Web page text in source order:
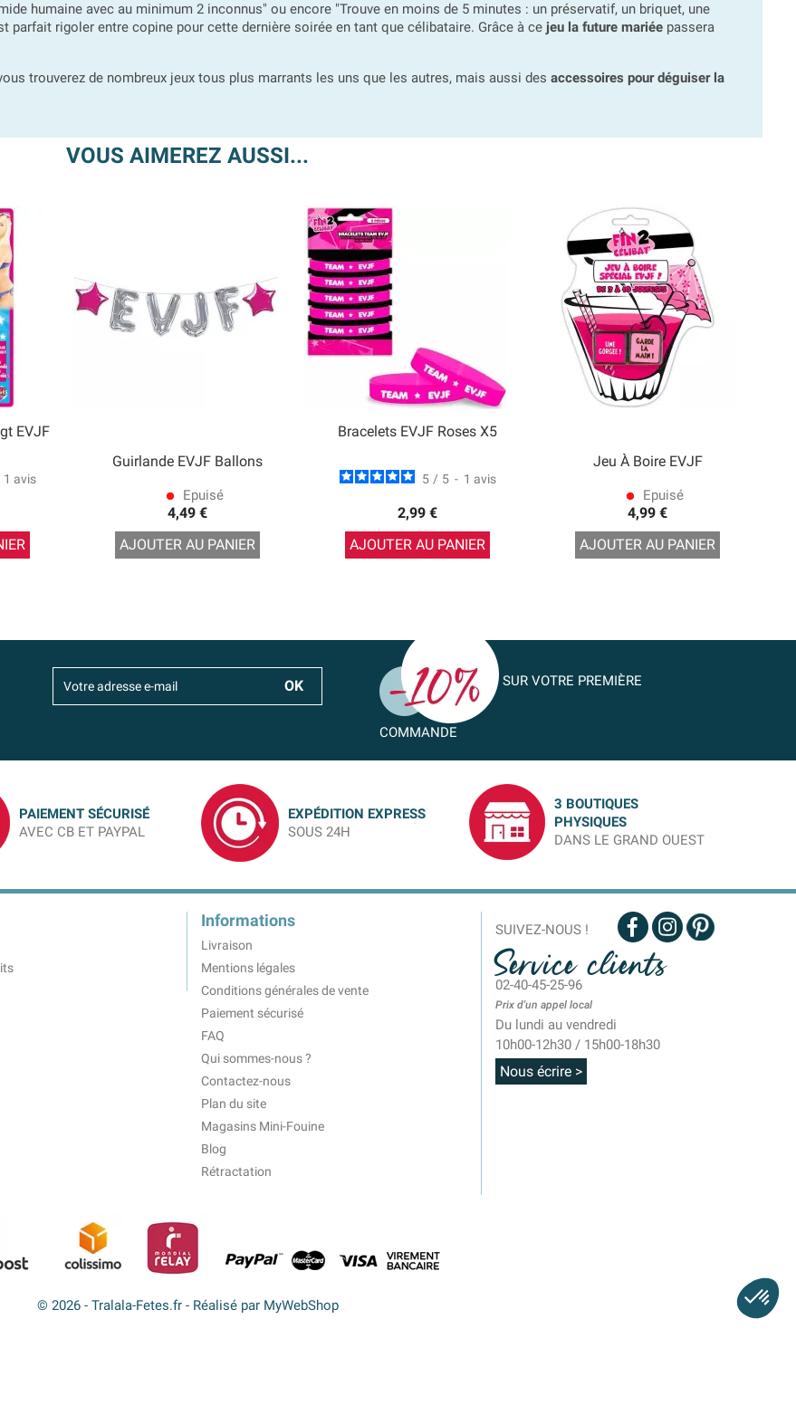
humaine avec au minimum 2 inconnus" ou encore "Trouve en moins de 5 minutes : un préservatif, un briquet, une
parfait rigoler entre copine pour cette dernière soirée en tant que célibataire. Grâce à ce jeu la future mariée passera
trouverez de nombreux jeux tous plus marrants les uns que les autres, mais aussi des accessoires pour déguiser la
VOUS AIMEREZ AUSSI...
EVJF
1 avis
Guirlande EVJF Ballons
lens Epuisé
4,49 €
AJOUTER AU PANIER
Bracelets EVJF Roses X5
5 / 5 - 1 avis
2,99 €
AJOUTER AU PANIER
Jeu À Boire EVJF
lens Epuisé
4,99 €
AJOUTER AU PANIER
SUR VOTRE PREMIÈRE
COMMANDE
PAIEMENT SÉCURISÉ
AVEC CB ET PAYPAL
EXPÉDITION EXPRESS
SOUS 24H
3 BOUTIQUES
PHYSIQUES
DANS LE GRAND OUEST
Informations
Livraison
Mentions légales
Conditions générales de vente
Paiement sécurisé
FAQ
Qui sommes-nous ?
Contactez-nous
Plan du site
Magasins Mini-Fouine
Blog
Rétractation
SUIVEZ-NOUS !
Service clients
02-40-45-25-96
Prix d'un appel local
Du lundi au vendredi
10h00-12h30 / 15h00-18h30
Nous écrire >
© 2026 - Tralala-Fetes.fr - Réalisé par MyWebShop